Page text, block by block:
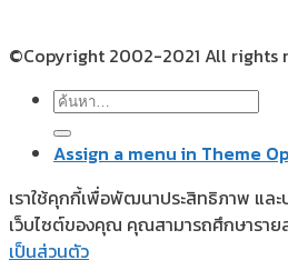
©Copyright 2002-2021 All rights
ค้นหา:
Assign a menu in Theme
เราใช้คุกกี้เพื่อพัฒนาประสิทธิภาพ แล
เว็บไซต์ของคุณ คุณสามารถศึกษาราย
เป็นส่วนตัว